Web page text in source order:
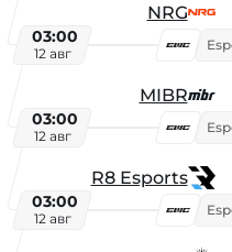
NRG
03:00
12 авг
MIBR
03:00
12 авг
R8 Esports
03:00
12 авг